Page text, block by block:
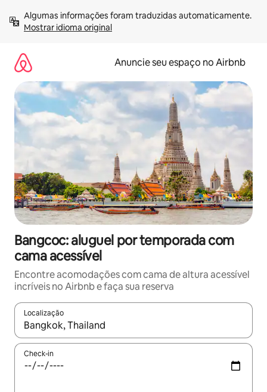
para
Mostrar idioma original
Anuncie seu espaço no Airbnb
Bangcoc: aluguel por temporada com
cama acessível
Encontre acomodações com cama de altura acessível
incríveis no Airbnb e faça sua reserva
Localização
Quando os resultados estiverem disponíveis, explore-os
Check-in